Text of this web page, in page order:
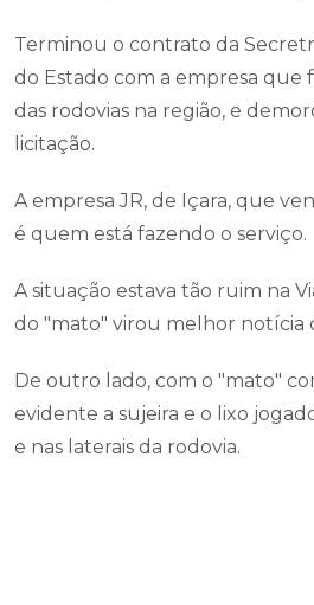
Terminou o contrato da
do Estado com a empresa que
das rodovias na região, e
licitação.
A empresa JR, de Içara, que
é quem está fazendo o serviço.
A situação estava tão ruim na
do "mato" virou melhor notícia
De outro lado, com o "mato"
evidente a sujeira e o lixo
e nas laterais da rodovia.